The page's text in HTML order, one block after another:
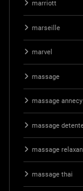
marriott
marseille
marvel
massage
massage annecy
massage
massage
massage thai